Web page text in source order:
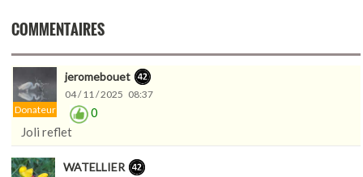
COMMENTAIRES
Donateur
jeromebouet
04 / 11 / 2025 08:37
0
Joli reflet
WATELLIER